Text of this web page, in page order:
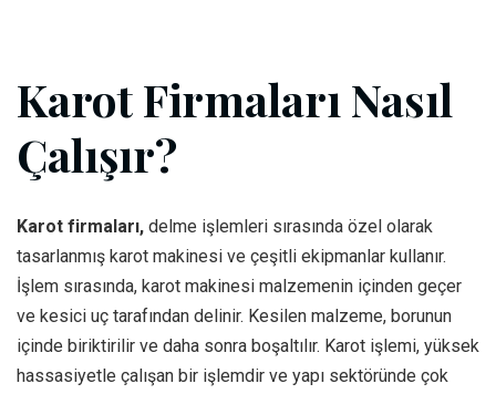
Karot Firmaları Nasıl
Çalışır?
Karot firmaları, delme işlemleri sırasında özel olarak
tasarlanmış karot makinesi ve çeşitli ekipmanlar kullanır.
İşlem sırasında, karot makinesi malzemenin içinden geçer
ve kesici uç tarafından delinir. Kesilen malzeme, borunun
içinde biriktirilir ve daha sonra boşaltılır. Karot işlemi, yüksek
hassasiyetle çalışan bir işlemdir ve yapı sektöründe çok